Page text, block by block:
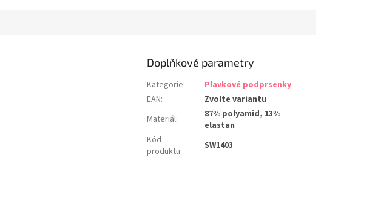
Doplňkové parametry
Kategorie:
Plavkové podprsenky
EAN:
Zvolte variantu
Materiál:
87% polyamid, 13%
elastan
Kód
produktu: SW1403